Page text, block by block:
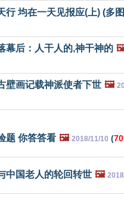
行 均在一天见报应(上) (多
幕后：人干人的,神干神的
壁画记载神派使者下世 🖼️
题 你答答看 🖼️ 2018/11/10 (
中国老人的轮回转世 🖼️